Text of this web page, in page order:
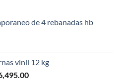
de 4 rebanadas hb
vinil 12 kg
El